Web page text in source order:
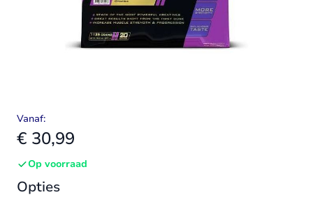
Vanaf:
€ 30,99
Op voorraad
Opties